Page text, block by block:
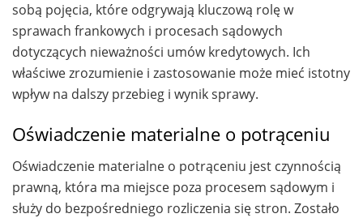
sobą pojęcia, które odgrywają kluczową rolę w
sprawach frankowych i procesach sądowych
dotyczących nieważności umów kredytowych. Ich
właściwe zrozumienie i zastosowanie może mieć istotny
wpływ na dalszy przebieg i wynik sprawy.
Oświadczenie materialne o potrąceniu
Oświadczenie materialne o potrąceniu jest czynnością
prawną, która ma miejsce poza procesem sądowym i
służy do bezpośredniego rozliczenia się stron. Zostało